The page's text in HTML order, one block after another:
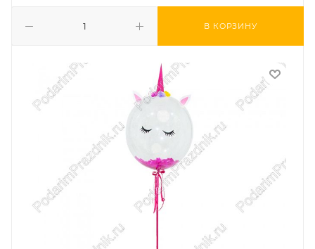
В КОРЗИНУ